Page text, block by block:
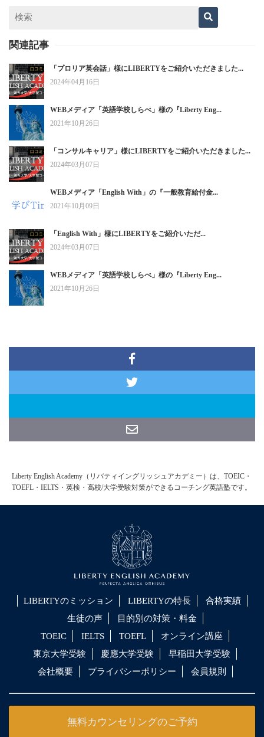
関連記事
「プロリア英会話」様にLIBERTYをご紹介いただきました...
2024年04月16日
WEBメディア「英語学校しらべ」様の『Liberty Eng...
2021年10月26日
「コンサルキャリア」様にLIBERTYをご紹介いただきました...
2024年03月07日
WEBメディア「English With」の『一般教育給付金...
2021年10月09日
「English With」様にLIBERTYをご紹介いただ...
2024年03月07日
WEBメディア「英語学校しらべ」様の『Liberty Eng...
2021年10月26日
Liberty English Academy（リバティイングリッシュアカデミー）は、TOEIC・
TOEFL・IELTS・英検・高校/大学受験対策ができるコーチング英語塾です。
LIBERTYのミッション LIBERTYの特長
合格実績
生徒の声
目的別の対策・料金
TOEIC
IELTS TOEFL
オンライン講座
東京大学受験
慶應大学受験
早稲田大学受験
会社概要
プライバシーポリシー 会員規則
無料カウンセリングのご予約